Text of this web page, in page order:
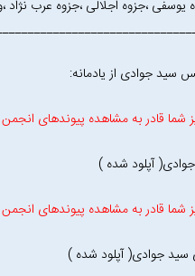
یوسفی ،جزوه اجلالی ،جزوه عرب
سید جوادی از یادمانه:
شما قادر به مشاهده پیوندهای
آپلود شده )
شما قادر به مشاهده پیوندهای
جوادی( آپلود شده )